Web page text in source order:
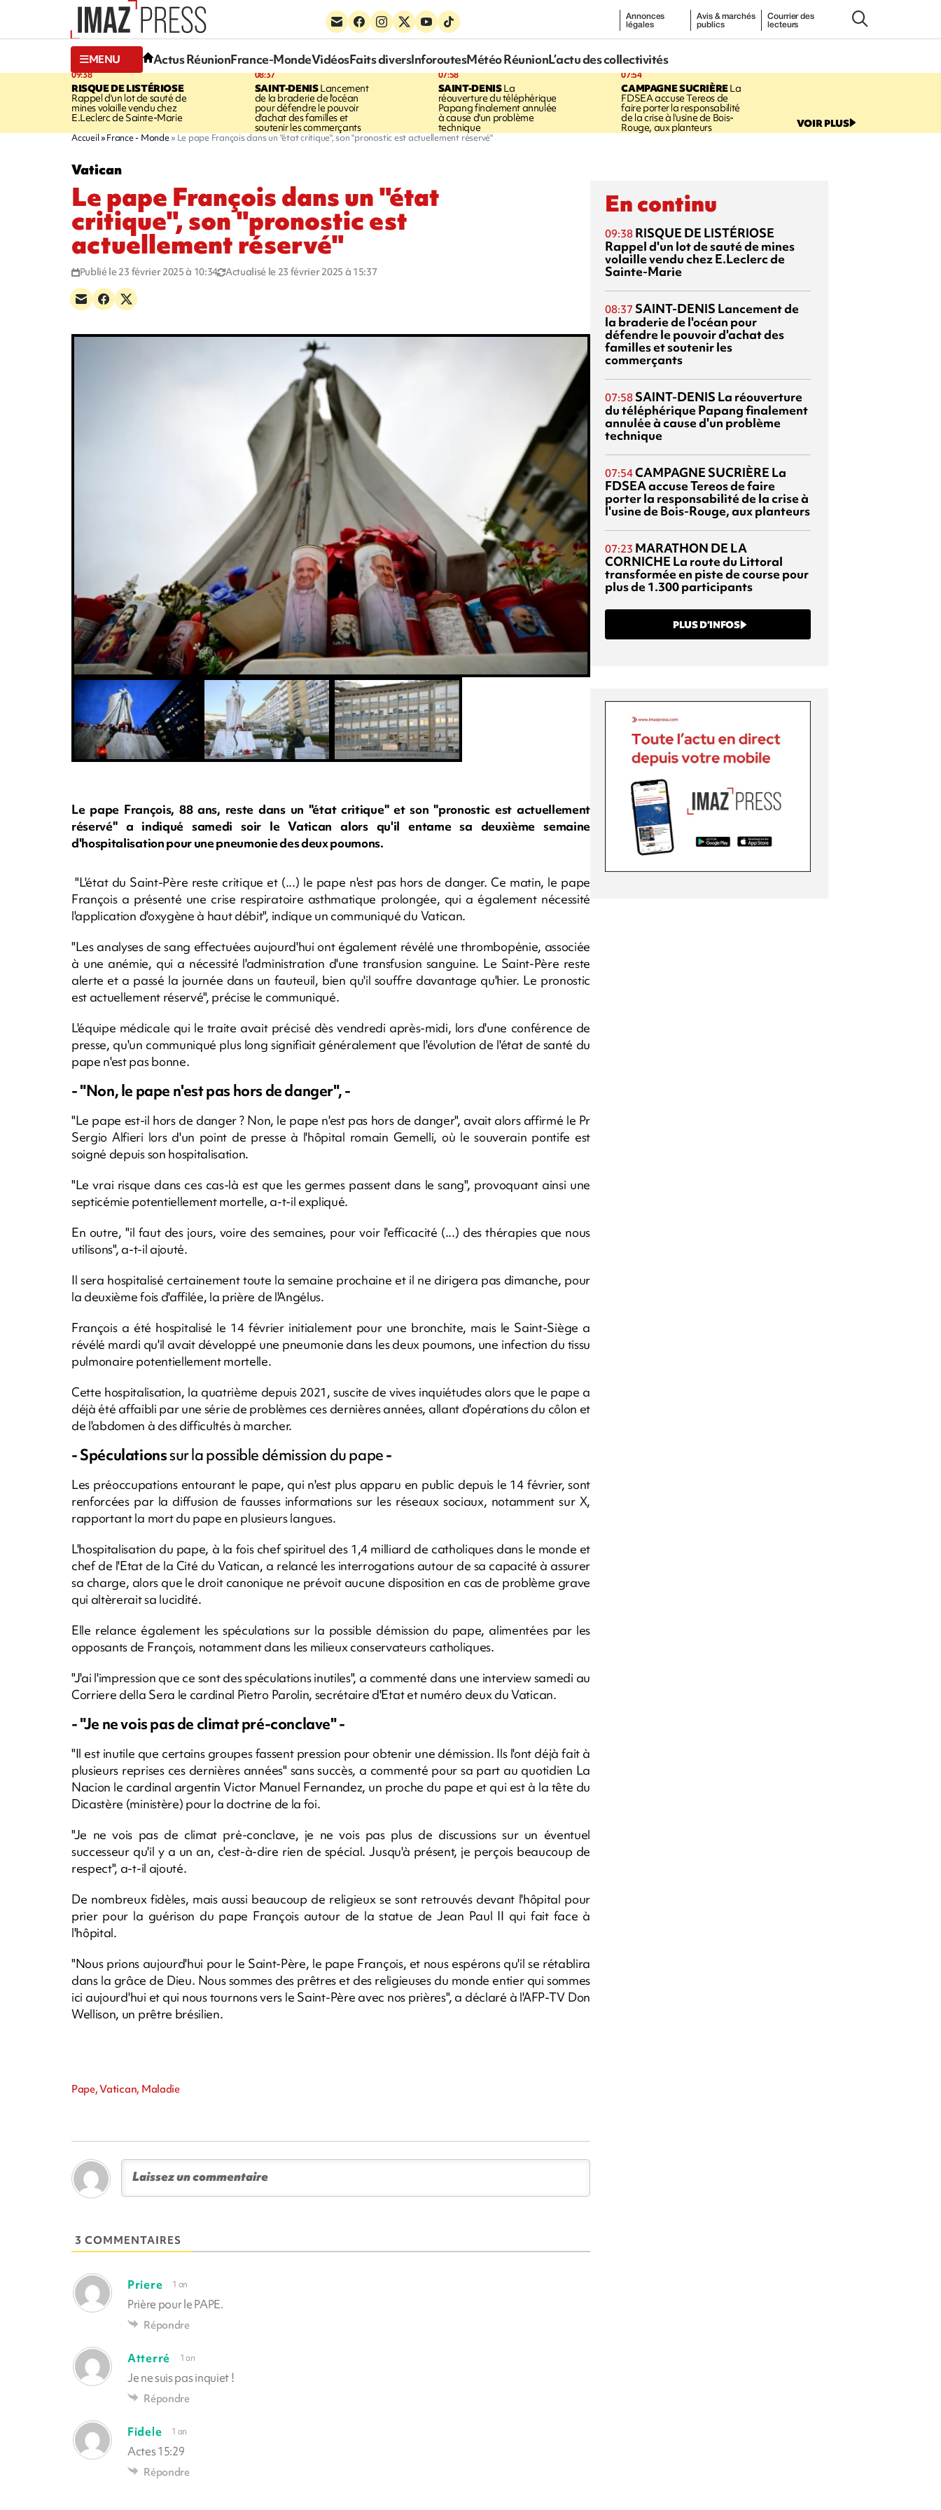
Annonces
légales
Avis & marchés
publics
Courrier des
lecteurs
MENU Actus RéunionFrance-MondeVidéosFaits diversInforoutesMétéo RéunionL’actu des collectivités
09:38
RISQUE DE LISTÉRIOSE
Rappel d'un lot de sauté de
mines volaille vendu chez
E.Leclerc de Sainte-Marie
08:37
SAINT-DENISLancement
de la braderie de l'océan
pour défendre le pouvoir
d'achat des familles et
soutenir les commerçants
07:58
SAINT-DENISLa
réouverture du téléphérique
Papang finalement annulée
à cause d'un problème
technique
07:54
CAMPAGNE SUCRIÈRELa
FDSEA accuse Tereos de
faire porter la responsabilité
de la crise à l'usine de Bois-
Rouge, aux planteurs VOIR PLUS
Accueil France - Monde Le pape François dans un "état critique", son "pronostic est actuellement réservé"
Vatican
Le pape François dans un "état
critique", son "pronostic est
actuellement réservé"
Publié le 23 février 2025 à 10:34 Actualisé le 23 février 2025 à 15:37
Le pape François, 88 ans, reste dans un "état critique" et son "pronostic est actuellement
réservé" a indiqué samedi soir le Vatican alors qu'il entame sa deuxième semaine
d'hospitalisation pour une pneumonie des deux poumons.
"L'état du Saint-Père reste critique et (...) le pape n'est pas hors de danger. Ce matin, le pape
François a présenté une crise respiratoire asthmatique prolongée, qui a également nécessité
l'application d'oxygène à haut débit", indique un communiqué du Vatican.
"Les analyses de sang effectuées aujourd'hui ont également révélé une thrombopénie, associée
à une anémie, qui a nécessité l'administration d'une transfusion sanguine. Le Saint-Père reste
alerte et a passé la journée dans un fauteuil, bien qu'il souffre davantage qu'hier. Le pronostic
est actuellement réservé", précise le communiqué.
L'équipe médicale qui le traite avait précisé dès vendredi après-midi, lors d'une conférence de
presse, qu'un communiqué plus long signifiait généralement que l'évolution de l'état de santé du
pape n'est pas bonne.
- "Non, le pape n'est pas hors de danger", -
"Le pape est-il hors de danger ? Non, le pape n'est pas hors de danger", avait alors affirmé le Pr
Sergio Alfieri lors d'un point de presse à l'hôpital romain Gemelli, où le souverain pontife est
soigné depuis son hospitalisation.
"Le vrai risque dans ces cas-là est que les germes passent dans le sang", provoquant ainsi une
septicémie potentiellement mortelle, a-t-il expliqué.
En outre, "il faut des jours, voire des semaines, pour voir l'efficacité (...) des thérapies que nous
utilisons", a-t-il ajouté.
Il sera hospitalisé certainement toute la semaine prochaine et il ne dirigera pas dimanche, pour
la deuxième fois d'affilée, la prière de l'Angélus.
François a été hospitalisé le 14 février initialement pour une bronchite, mais le Saint-Siège a
révélé mardi qu'il avait développé une pneumonie dans les deux poumons, une infection du tissu
pulmonaire potentiellement mortelle.
Cette hospitalisation, la quatrième depuis 2021, suscite de vives inquiétudes alors que le pape a
déjà été affaibli par une série de problèmes ces dernières années, allant d'opérations du côlon et
de l'abdomen à des difficultés à marcher.
- Spéculationssur la possible démission du pape-
Les préoccupations entourant le pape, qui n'est plus apparu en public depuis le 14 février, sont
renforcées par la diffusion de fausses informations sur les réseaux sociaux, notamment sur X,
rapportant la mort du pape en plusieurs langues.
L'hospitalisation du pape, à la fois chef spirituel des 1,4 milliard de catholiques dans le monde et
chef de l'Etat de la Cité du Vatican, a relancé les interrogations autour de sa capacité à assurer
sa charge, alors que le droit canonique ne prévoit aucune disposition en cas de problème grave
qui altèrerait sa lucidité.
Elle relance également les spéculations sur la possible démission du pape, alimentées par les
opposants de François, notamment dans les milieux conservateurs catholiques.
"J'ai l'impression que ce sont des spéculations inutiles", a commenté dans une interview samedi au
Corriere della Sera le cardinal Pietro Parolin, secrétaire d'Etat et numéro deux du Vatican.
- "Je ne vois pas de climat pré-conclave" -
"Il est inutile que certains groupes fassent pression pour obtenir une démission. Ils l'ont déjà fait à
plusieurs reprises ces dernières années" sans succès, a commenté pour sa part au quotidien La
Nacion le cardinal argentin Victor Manuel Fernandez, un proche du pape et qui est à la tête du
Dicastère (ministère) pour la doctrine de la foi.
"Je ne vois pas de climat pré-conclave, je ne vois pas plus de discussions sur un éventuel
successeur qu'il y a un an, c'est-à-dire rien de spécial. Jusqu'à présent, je perçois beaucoup de
respect", a-t-il ajouté.
De nombreux fidèles, mais aussi beaucoup de religieux se sont retrouvés devant l'hôpital pour
prier pour la guérison du pape François autour de la statue de Jean Paul II qui fait face à
l'hôpital.
"Nous prions aujourd'hui pour le Saint-Père, le pape François, et nous espérons qu'il se rétablira
dans la grâce de Dieu. Nous sommes des prêtres et des religieuses du monde entier qui sommes
ici aujourd'hui et qui nous tournons vers le Saint-Père avec nos prières", a déclaré à l'AFP-TV Don
Wellison, un prêtre brésilien.
Pape, Vatican, Maladie
3 COMMENTAIRES
Priere 1 an
Prière pour le PAPE.
Répondre
Atterré 1 an
Je ne suis pas inquiet !
Répondre
Fidele 1 an
Actes 15:29
Répondre
En continu
09:38 RISQUE DE LISTÉRIOSE
Rappel d'un lot de sauté de mines
volaille vendu chez E.Leclerc de
Sainte-Marie
08:37 SAINT-DENIS Lancement de
la braderie de l'océan pour
défendre le pouvoir d'achat des
familles et soutenir les
commerçants
07:58 SAINT-DENIS La réouverture
du téléphérique Papang finalement
annulée à cause d'un problème
technique
07:54CAMPAGNE SUCRIÈRE La
FDSEA accuse Tereos de faire
porter la responsabilité de la crise à
l'usine de Bois-Rouge, aux planteurs
07:23 MARATHON DE LA
CORNICHE La route du Littoral
transformée en piste de course pour
plus de 1.300 participants
PLUS D’INFOS